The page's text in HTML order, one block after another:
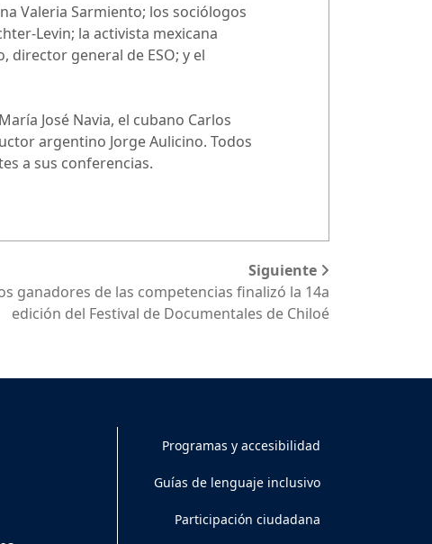
Valeria Sarmiento; los sociólogos
Levin; la activista mexicana
director general de ESO; y el
José Navia, el cubano Carlos
argentino Jorge Aulicino. Todos
a sus conferencias.
Siguiente
ganadores de las competencias finalizó la 14a
edición del Festival de Documentales de Chiloé
Programas y accesibilidad
Guías de lenguaje inclusivo
Participación ciudadana